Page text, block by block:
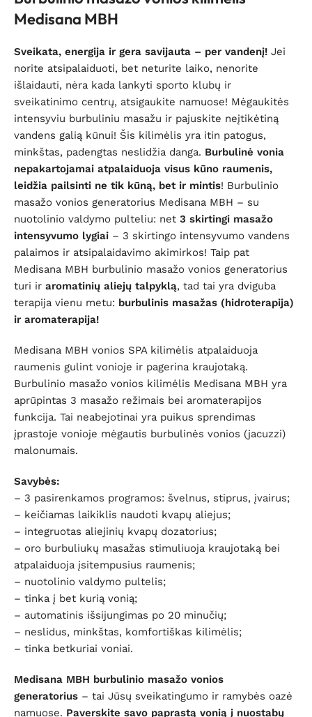
Medisana MBH
Sveikata, energija ir gera savijauta – per vandenį! Jei
norite atsipalaiduoti, bet neturite laiko, nenorite
išlaidauti, nėra kada lankyti sporto klubų ir
sveikatinimo centrų, atsigaukite namuose! Mėgaukitės
intensyviu burbuliniu masažu ir pajuskite neįtikėtiną
vandens galią kūnui! Šis kilimėlis yra itin patogus,
minkštas, padengtas neslidžia danga. Burbulinė vonia
nepakartojamai atpalaiduoja visus kūno raumenis,
leidžia pailsinti ne tik kūną, bet ir mintis! Burbulinio
masažo vonios generatorius Medisana MBH – su
nuotolinio valdymo pulteliu: net 3 skirtingi masažo
intensyvumo lygiai – 3 skirtingo intensyvumo vandens
palaimos ir atsipalaidavimo akimirkos! Taip pat
Medisana MBH burbulinio masažo vonios generatorius
turi ir aromatinių aliejų talpyklą, tad tai yra dviguba
terapija vienu metu: burbulinis masažas (hidroterapija)
ir aromaterapija!
Medisana MBH vonios SPA kilimėlis atpalaiduoja
raumenis gulint vonioje ir pagerina kraujotaką.
Burbulinio masažo vonios kilimėlis Medisana MBH yra
aprūpintas 3 masažo režimais bei aromaterapijos
funkcija. Tai neabejotinai yra puikus sprendimas
įprastoje vonioje mėgautis burbulinės vonios (jacuzzi)
malonumais.
Savybės:
– 3 pasirenkamos programos: švelnus, stiprus, įvairus;
– keičiamas laikiklis naudoti kvapų aliejus;
– integruotas aliejinių kvapų dozatorius;
– oro burbuliukų masažas stimuliuoja kraujotaką bei
atpalaiduoja įsitempusius raumenis;
– nuotolinio valdymo pultelis;
– tinka į bet kurią vonią;
– automatinis išsijungimas po 20 minučių;
– neslidus, minkštas, komfortiškas kilimėlis;
– tinka betkuriai voniai.
Medisana MBH burbulinio masažo vonios
generatorius – tai Jūsų sveikatingumo ir ramybės oazė
namuose. Paverskite savo paprastą vonią į nuostabų